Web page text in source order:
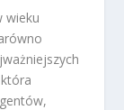
wieku